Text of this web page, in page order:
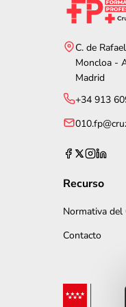
C. de
Moncloa -
Madrid
+34 913
Recurso
Normativa del
Contacto